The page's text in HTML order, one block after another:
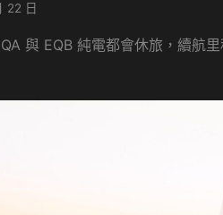
22 日
與 EQB 純電都會休旅，續航